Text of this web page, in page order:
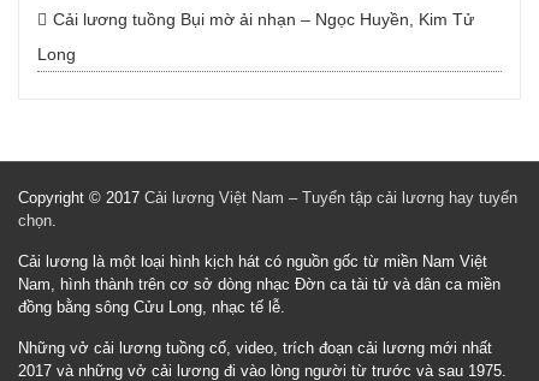
Cải lương tuồng Bụi mờ ải nhạn – Ngọc Huyền, Kim Tử
Long
Copyright © 2017 Cải lương Việt Nam – Tuyển tập cải lương hay tuyển
chọn.
Cải lương là một loại hình kịch hát có nguồn gốc từ miền Nam Việt
Nam, hình thành trên cơ sở dòng nhạc Đờn ca tài tử và dân ca miền
đồng bằng sông Cửu Long, nhạc tế lễ.
Những vở cải lương tuồng cổ, video, trích đoạn cải lương mới nhất
2017 và những vở cải lương đi vào lòng người từ trước và sau 1975.